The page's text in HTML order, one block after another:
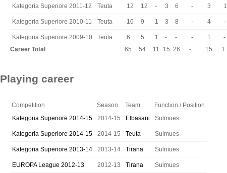
Kategoria Superiore 2011-12 Teuta 12 12 - 3 6 - 3 1
Kategoria Superiore 2010-11 Teuta 10 9 1 3 8 - 4 -
Kategoria Superiore 2009-10 Teuta 6 5 1 - - - 1 -
Career Total
65 54 11 15 26 - 15 1
Playing career
Competition Season Team
Function / Position
Kategoria Superiore 2014-15
2014-15 Elbasani Sulmues
Kategoria Superiore 2014-15 2014-15 Teuta Sulmues
Kategoria Superiore 2013-14 2013-14 Tirana Sulmues
EUROPA League 2012-13 2012-13 Tirana Sulmues